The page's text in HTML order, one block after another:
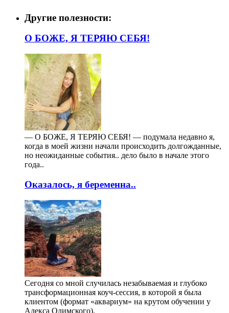
Другие полезности:
О БОЖЕ, Я ТЕРЯЮ СЕБЯ!
— О БОЖЕ, Я ТЕРЯЮ СЕБЯ! — подумала недавно я,
когда в моей жизни начали происходить долгожданные,
но неожиданные события.. дело было в начале этого
года..
Оказалось, я беременна..
Сегодня со мной случилась незабываемая и глубоко
трансформационная коуч-сессия, в которой я была
клиентом (формат «аквариум» на крутом обучении у
Алекса Олимского).